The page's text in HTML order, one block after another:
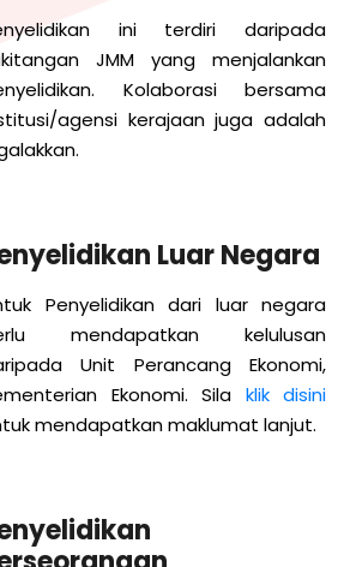
ini terdiri daripada
JMM yang menjalankan
Kolaborasi bersama
agensi kerajaan juga adalah
Luar Negara
Penyelidikan dari luar negara
mendapatkan kelulusan
Unit Perancang Ekonomi,
Ekonomi. Sila klik disini
mendapatkan maklumat lanjut.